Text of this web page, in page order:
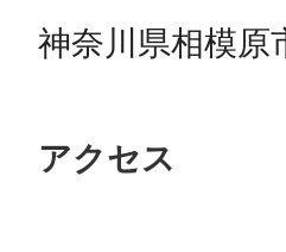
神奈川県相模原
アクセス